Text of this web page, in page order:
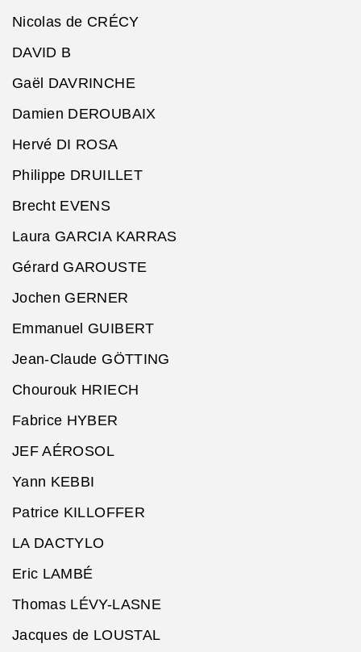
Nicolas de CRÉCY
DAVID B
Gaël DAVRINCHE
Damien DEROUBAIX
Hervé DI ROSA
Philippe DRUILLET
Brecht EVENS
Laura GARCIA KARRAS
Gérard GAROUSTE
Jochen GERNER
Emmanuel GUIBERT
Jean-Claude GÖTTING
Chourouk HRIECH
Fabrice HYBER
JEF AÉROSOL
Yann KEBBI
Patrice KILLOFFER
LA DACTYLO
Eric LAMBÉ
Thomas LÉVY-LASNE
Jacques de LOUSTAL